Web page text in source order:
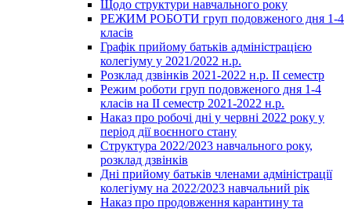
Щодо структури навчального року
РЕЖИМ РОБОТИ груп подовженого дня 1-4
класів
Графік прийому батьків адміністрацією
колегіуму у 2021/2022 н.р.
Розклад дзвінків 2021-2022 н.р. ІІ семестр
Режим роботи груп подовженого дня 1-4
класів на ІІ семестр 2021-2022 н.р.
Наказ про робочі дні у червні 2022 року у
період дії воєнного стану
Структура 2022/2023 навчального року,
розклад дзвінків
Дні прийому батьків членами адміністрації
колегіуму на 2022/2023 навчальний рік
Наказ про продовження карантину та